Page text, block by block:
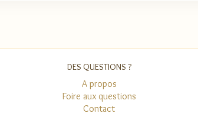
DES QUESTIONS ?
A propos
Foire aux questions
Contact